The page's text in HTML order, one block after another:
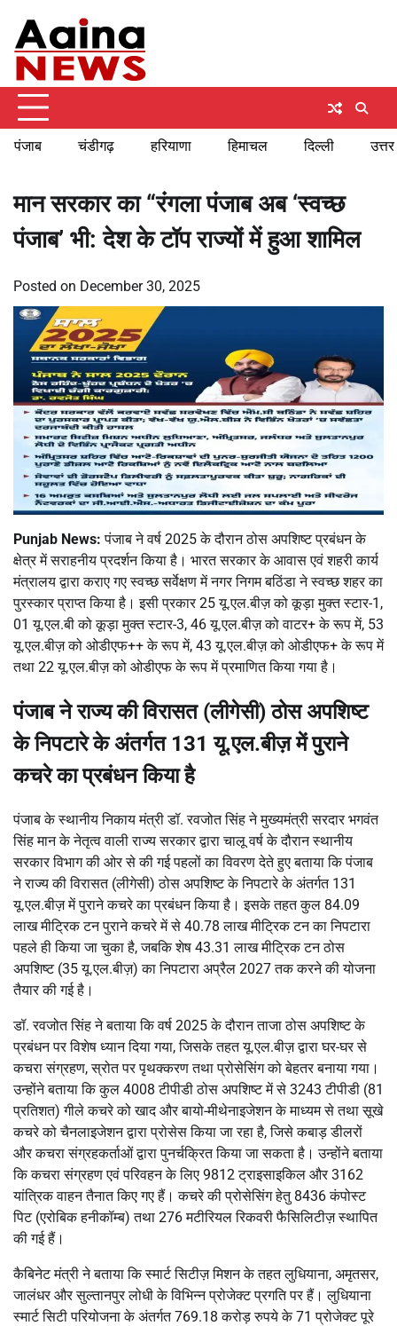
content
पंजाब चंडीगढ़ हरियाणा हिमाचल दिल्ली
मान सरकार का “रंगला पंजाब अब ‘स्वच्छ
पंजाब’ भी: देश के टॉप राज्यों में हुआ शामिल
Posted on December 30, 2025
Punjab News: पंजाब ने वर्ष 2025 के दौरान ठोस अपशिष्ट प्रबंधन के
क्षेत्र में सराहनीय प्रदर्शन किया है। भारत सरकार के आवास एवं शहरी कार्य
मंत्रालय द्वारा कराए गए स्वच्छ सर्वेक्षण में नगर निगम बठिंडा ने स्वच्छ शहर का
पुरस्कार प्राप्त किया है। इसी प्रकार 25 यू.एल.बीज़ को कूड़ा मुक्त स्टार-1,
01 यू.एल.बी को कूड़ा मुक्त स्टार-3, 46 यू.एल.बीज़ को वाटर+ के रूप में, 53
यू.एल.बीज़ को ओडीएफ++ के रूप में, 43 यू.एल.बीज़ को ओडीएफ+ के रूप में
तथा 22 यू.एल.बीज़ को ओडीएफ के रूप में प्रमाणित किया गया है।
पंजाब ने राज्य की विरासत (लीगेसी) ठोस अपशिष्ट
के निपटारे के अंतर्गत 131 यू.एल.बीज़ में पुराने
कचरे का प्रबंधन किया है
पंजाब के स्थानीय निकाय मंत्री डॉ. रवजोत सिंह ने मुख्यमंत्री सरदार भगवंत
सिंह मान के नेतृत्व वाली राज्य सरकार द्वारा चालू वर्ष के दौरान स्थानीय
सरकार विभाग की ओर से की गई पहलों का विवरण देते हुए बताया कि पंजाब
ने राज्य की विरासत (लीगेसी) ठोस अपशिष्ट के निपटारे के अंतर्गत 131
यू.एल.बीज़ में पुराने कचरे का प्रबंधन किया है। इसके तहत कुल 84.09
लाख मीट्रिक टन पुराने कचरे में से 40.78 लाख मीट्रिक टन का निपटारा
पहले ही किया जा चुका है, जबकि शेष 43.31 लाख मीट्रिक टन ठोस
अपशिष्ट (35 यू.एल.बीज़) का निपटारा अप्रैल 2027 तक करने की योजना
तैयार की गई है।
डॉ. रवजोत सिंह ने बताया कि वर्ष 2025 के दौरान ताजा ठोस अपशिष्ट के
प्रबंधन पर विशेष ध्यान दिया गया, जिसके तहत यू.एल.बीज़ द्वारा घर-घर से
कचरा संग्रहण, स्रोत पर पृथक्करण तथा प्रोसेसिंग को बेहतर बनाया गया।
उन्होंने बताया कि कुल 4008 टीपीडी ठोस अपशिष्ट में से 3243 टीपीडी (81
प्रतिशत) गीले कचरे को खाद और बायो-मीथेनाइजेशन के माध्यम से तथा सूखे
कचरे को चैनलाइजेशन द्वारा प्रोसेस किया जा रहा है, जिसे कबाड़ डीलरों
और कचरा संग्रहकर्ताओं द्वारा पुनर्चक्रित किया जा सकता है। उन्होंने बताया
कि कचरा संग्रहण एवं परिवहन के लिए 9812 ट्राइसाइकिल और 3162
यांत्रिक वाहन तैनात किए गए हैं। कचरे की प्रोसेसिंग हेतु 8436 कंपोस्ट
पिट (एरोबिक हनीकॉम्ब) तथा 276 मटीरियल रिकवरी फैसिलिटीज़ स्थापित
की गई हैं।
कैबिनेट मंत्री ने बताया कि स्मार्ट सिटीज़ मिशन के तहत लुधियाना, अमृतसर,
जालंधर और सुल्तानपुर लोधी के विभिन्न प्रोजेक्ट प्रगति पर हैं। लुधियाना
स्मार्ट सिटी परियोजना के अंतर्गत 769.18 करोड़ रुपये के 71 प्रोजेक्ट पूरे